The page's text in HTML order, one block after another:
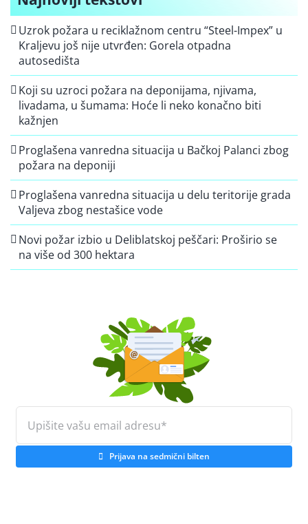
Uzrok požara u reciklažnom centru “Steel-Impex” u
Kraljevu još nije utvrđen: Gorela otpadna
autosedišta
Koji su uzroci požara na deponijama, njivama,
livadama, u šumama: Hoće li neko konačno biti
kažnjen
Proglašena vanredna situacija u Bačkoj Palanci zbog
požara na deponiji
Proglašena vanredna situacija u delu teritorije grada
Valjeva zbog nestašice vode
Novi požar izbio u Deliblatskoj peščari: Proširio se
na više od 300 hektara
Prijava na sedmični bilten